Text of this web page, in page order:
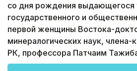
со дня рождения выдающегося
государственного и
первой женщины Востока-
минералогических наук,
РК, профессора Патчаим